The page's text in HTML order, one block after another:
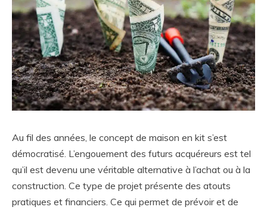
Au fil des années, le concept de maison en kit s’est
démocratisé. L’engouement des futurs acquéreurs est tel
qu’il est devenu une véritable alternative à l’achat ou à la
construction. Ce type de projet présente des atouts
pratiques et financiers. Ce qui permet de prévoir et de